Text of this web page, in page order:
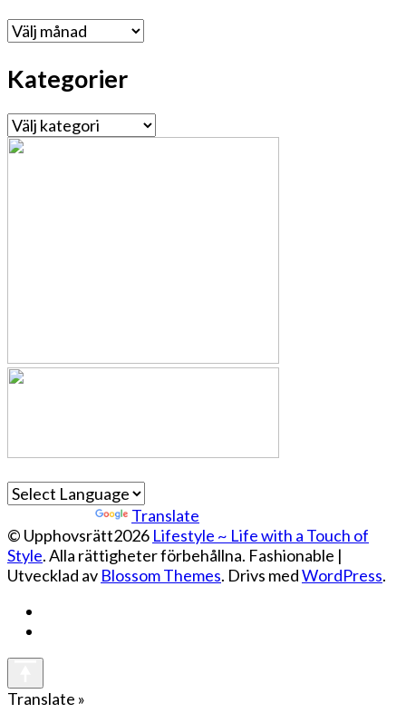
Arkiv
Kategorier
Kategorier
Translate
© Upphovsrätt2026 Lifestyle ~ Life with a Touch of
Style. Alla rättigheter förbehållna. Fashionable |
Utvecklad av Blossom Themes. Drivs medWordPress.
Translate »